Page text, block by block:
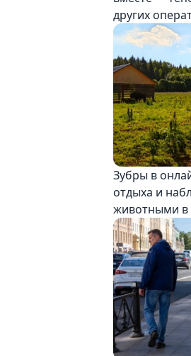
других
Зубры в
отдыха и
животными в